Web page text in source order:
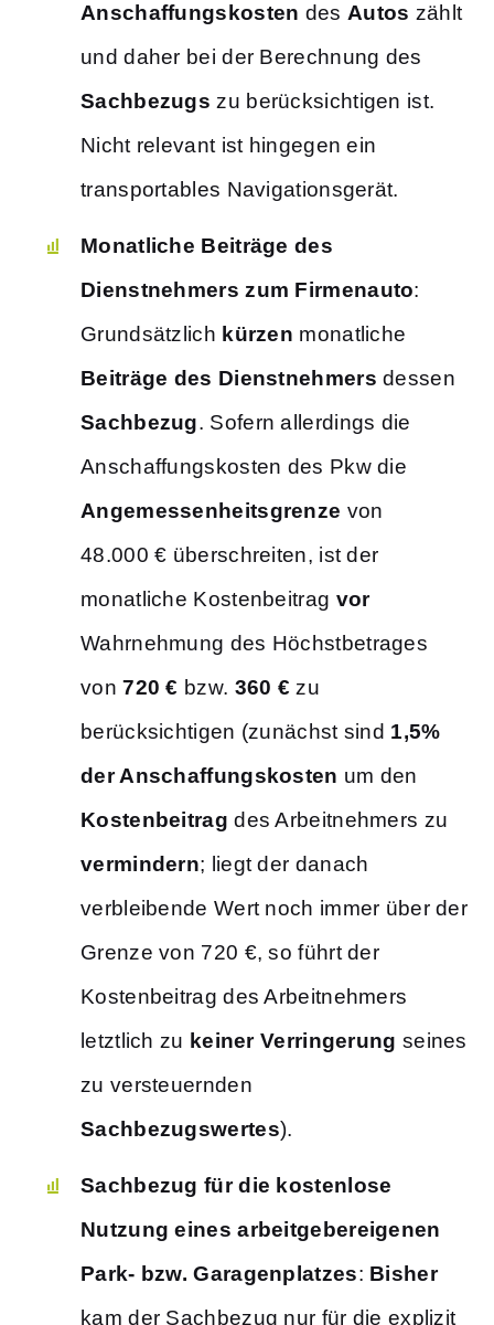
Anschaffungskosten des Autos zählt
und daher bei der Berechnung des
Sachbezugs zu berücksichtigen ist.
Nicht relevant ist hingegen ein
transportables Navigationsgerät.
Monatliche Beiträge des
Dienstnehmers zum Firmenauto:
Grundsätzlich kürzen monatliche
Beiträge des Dienstnehmers dessen
Sachbezug. Sofern allerdings die
Anschaffungskosten des Pkw die
Angemessenheitsgrenze von
48.000 € überschreiten, ist der
monatliche Kostenbeitrag vor
Wahrnehmung des Höchstbetrages
von720 € bzw. 360 € zu
berücksichtigen (zunächst sind 1,5%
der Anschaffungskosten um den
Kostenbeitrag des Arbeitnehmers zu
vermindern; liegt der danach
verbleibende Wert noch immer über der
Grenze von 720 €, so führt der
Kostenbeitrag des Arbeitnehmers
letztlich zu keiner Verringerung seines
zu versteuernden
Sachbezugswertes).
Sachbezug für die kostenlose
Nutzung eines arbeitgebereigenen
Park- bzw. Garagenplatzes: Bisher
kam der Sachbezug nur für die explizit